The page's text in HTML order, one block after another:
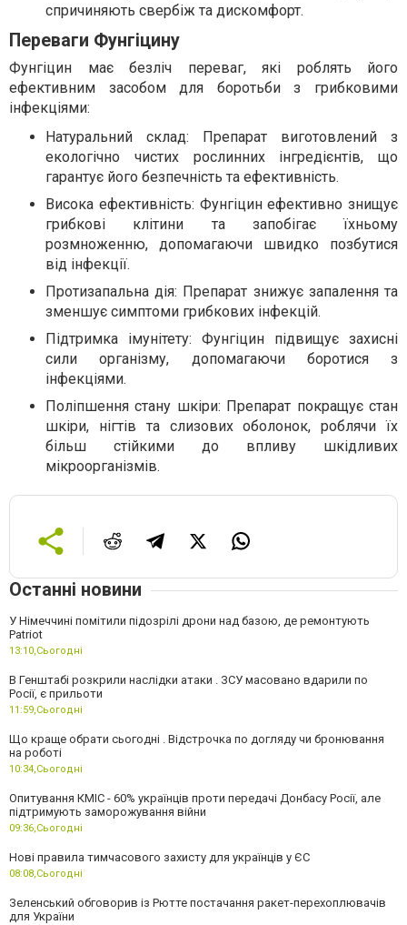
спричиняють свербіж та дискомфорт.
Переваги Фунгіцину
Фунгіцин має безліч переваг, які роблять його
ефективним засобом для боротьби з грибковими
інфекціями:
Натуральний склад: Препарат виготовлений з
екологічно чистих рослинних інгредієнтів, що
гарантує його безпечність та ефективність.
Висока ефективність: Фунгіцин ефективно знищує
грибкові клітини та запобігає їхньому
розмноженню, допомагаючи швидко позбутися
від інфекції.
Протизапальна дія: Препарат знижує запалення та
зменшує симптоми грибкових інфекцій.
Підтримка імунітету: Фунгіцин підвищує захисні
сили організму, допомагаючи боротися з
інфекціями.
Поліпшення стану шкіри: Препарат покращує стан
шкіри, нігтів та слизових оболонок, роблячи їх
більш стійкими до впливу шкідливих
мікроорганізмів.
Останні новини
У Німеччині помітили підозрілі дрони над базою, де ремонтують
Patriot
13:10,Сьогодні
В Генштабі розкрили наслідки атаки . ЗСУ масовано вдарили по
Росії, є прильоти
11:59,Сьогодні
Що краще обрати сьогодні . Відстрочка по догляду чи бронювання
на роботі
10:34,Сьогодні
Опитування КМІС - 60% українців проти передачі Донбасу Росії, але
підтримують заморожування війни
09:36,Сьогодні
Нові правила тимчасового захисту для українців у ЄС
08:08,Сьогодні
Зеленський обговорив із Рютте постачання ракет-перехоплювачів
для України